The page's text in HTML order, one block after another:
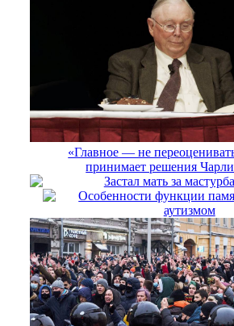
«Главное — не
принимает решения
Застал мать за
Особенности функции
аутизмом